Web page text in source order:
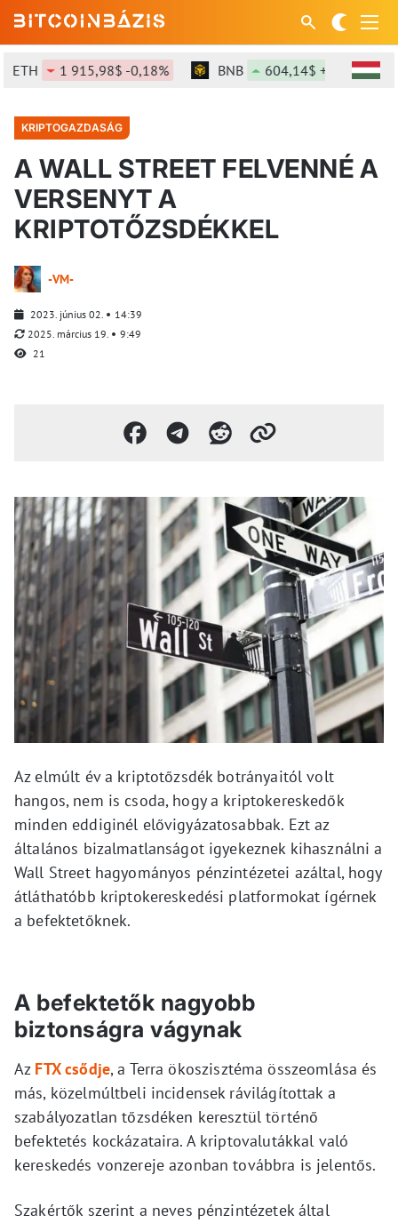
1 915,98$ -0,18% BNB 604,14$ +1,41%
KRIPTOGAZDASÁG
A WALL STREET FELVENNÉ A
VERSENYT A
KRIPTOTŐZSDÉKKEL
-VM-
2023. június 02.
14:39
2025. március 19.
9:49
21
Az elmúlt év a kriptotőzsdék botrányaitól volt
hangos, nem is csoda, hogy a kriptokereskedők
minden eddiginél elővigyázatosabbak. Ezt az
általános bizalmatlanságot igyekeznek kihasználni a
Wall Street hagyományos pénzintézetei azáltal, hogy
átláthatóbb kriptokereskedési platformokat ígérnek
a befektetőknek.
A befektetők nagyobb
biztonságra vágynak
Az FTX csődje, a Terra ökoszisztéma összeomlása és
más, közelmúltbeli incidensek rávilágítottak a
szabályozatlan tőzsdéken keresztül történő
befektetés kockázataira. A kriptovalutákkal való
kereskedés vonzereje azonban továbbra is jelentős.
Szakértők szerint a neves pénzintézetek által